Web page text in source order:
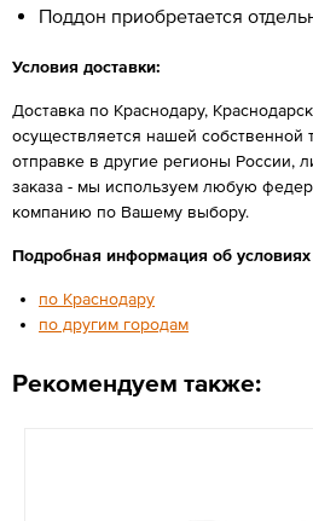
Поддон приобретается
Условия доставки:
Доставка по Краснодару,
осуществляется нашей собственной
отправке в другие регионы России,
заказа - мы используем любую
компанию по Вашему выбору.
Подробная информация об условиях
по Краснодару
по другим городам
Рекомендуем также: